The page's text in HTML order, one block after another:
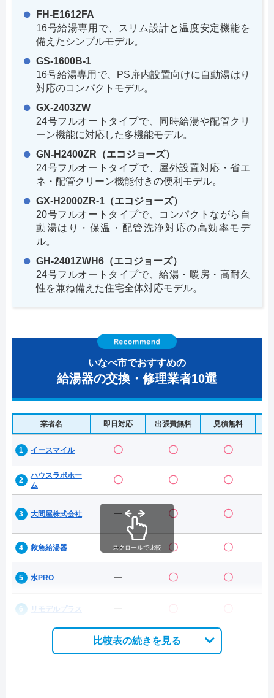
FH-E1612FA
16号給湯専用で、スリム設計と温度安定機能を
備えたシンプルモデル。
GS-1600B-1
16号給湯専用で、PS扉内設置向けに自動湯はり
対応のコンパクトモデル。
GX-2403ZW
24号フルオートタイプで、同時給湯や配管クリ
ーン機能に対応した多機能モデル。
GN-H2400ZR（エコジョーズ）
24号フルオートタイプで、屋外設置対応・省エ
ネ・配管クリーン機能付きの便利モデル。
GX-H2000ZR-1（エコジョーズ）
20号フルオートタイプで、コンパクトながら自
動湯はり・保温・配管洗浄対応の高効率モデ
ル。
GH-2401ZWH6（エコジョーズ）
24号フルオートタイプで、給湯・暖房・高耐久
性を兼ね備えた住宅全体対応モデル。
いなべ市でおすすめの
給湯器の交換・修理業者10選
業者名 即日対応 出張費無料 見積無料
イースマイル 〇 〇 〇
ハウスラボホー
ム
〇 〇 〇
大問屋株式会社 ー 〇 〇
救急給湯器 ー 〇 〇
水PRO ー 〇 〇
リモデルプラス
スクロールで比較
比較表の続きを見る